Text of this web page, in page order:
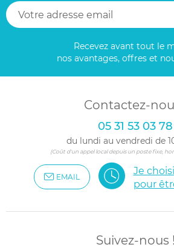
Recevez avant tout le
nos avantages, offres et
Contactez-
05 31 53 03 78
du lundi au vendredi de
(Coût d'un appel local depuis un poste fixe,
EMAIL
Je
pour
Suivez-nous !